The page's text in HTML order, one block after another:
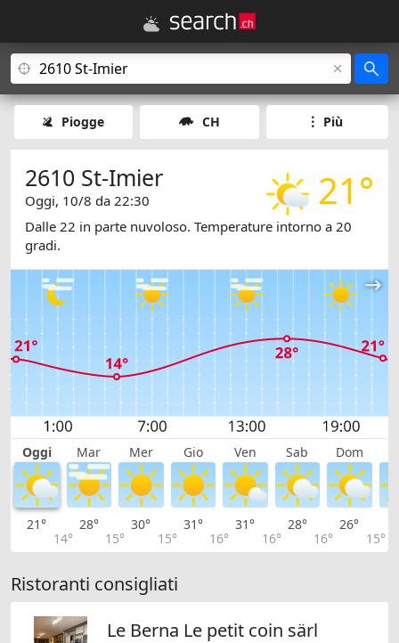
Piogge CH Più
21°
2610 St-Imier
Oggi, 10/8 da 22:30
Dalle 22 in parte nuvoloso. Temperature intorno a 20
gradi.
Oggi Mar Mer Gio Ven Sab Dom
21°
14°
28°
15°
30°
15°
31°
16°
31°
16°
28°
16°
26°
15°
Ristoranti consigliati
Le Berna Le petit coin särl